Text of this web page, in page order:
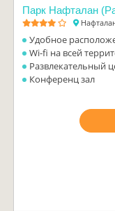
Парк Нафталан
Удобное
Wi-fi на всей
Развлекательный
Конференц зал